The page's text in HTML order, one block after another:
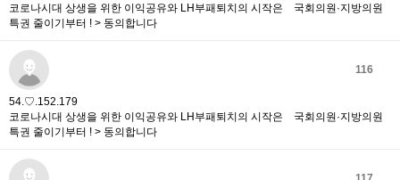
코로나시대 상생을 위한 이익공유와 LH부패퇴치의 시작은 국회의원·지방의원
특권 줄이기부터 ! > 동의합니다
116
54.♡.152.179
코로나시대 상생을 위한 이익공유와 LH부패퇴치의 시작은 국회의원·지방의원
특권 줄이기부터 ! > 동의합니다